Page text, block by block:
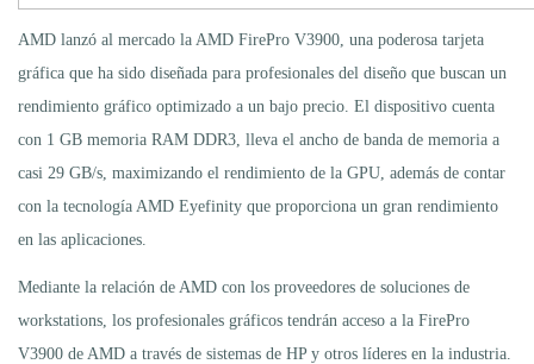
AMD lanzó al mercado la AMD FirePro V3900, una poderosa tarjeta
gráfica que ha sido diseñada para profesionales del diseño que buscan un
rendimiento gráfico optimizado a un bajo precio. El dispositivo cuenta
con 1 GB memoria RAM DDR3, lleva el ancho de banda de memoria a
casi 29 GB/s, maximizando el rendimiento de la GPU, además de contar
con la tecnología AMD Eyefinity que proporciona un gran rendimiento
en las aplicaciones.
Mediante la relación de AMD con los proveedores de soluciones de
workstations, los profesionales gráficos tendrán acceso a la FirePro
V3900 de AMD a través de sistemas de HP y otros líderes en la industria.